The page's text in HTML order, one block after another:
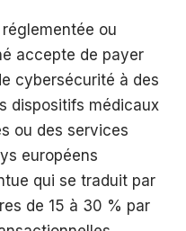
ou
accepte de payer
cybersécurité à des
dispositifs médicaux
ou des services
européens
qui se traduit par
de 15 à 30 % par